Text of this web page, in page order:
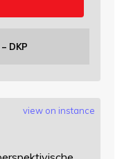
DKP
view on instance